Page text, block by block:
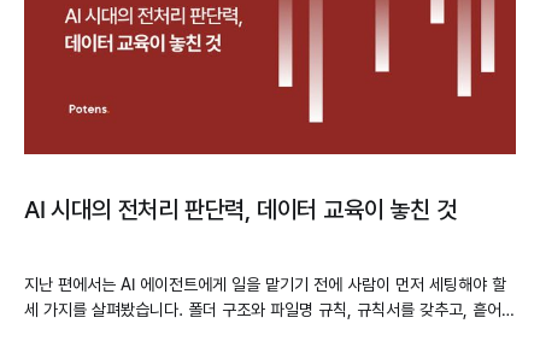
AI 시대의 전처리 판단력, 데이터 교육이 놓친 것
지난 편에서는 AI 에이전트에게 일을 맡기기 전에 사람이 먼저 세팅해야 할
세 가지를 살펴봤습니다. 폴더 구조와 파일명 규칙, 규칙서를 갖추고, 흩어진